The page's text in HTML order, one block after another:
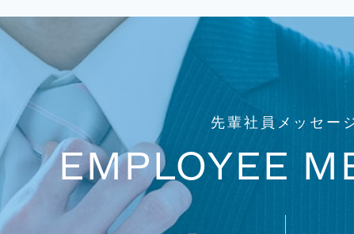
先輩社員メッセー
EMPLOYEE